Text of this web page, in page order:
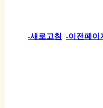
-새로고침 -이전페이